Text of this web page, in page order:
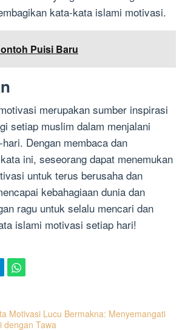
kata-kata islami motivasi.
Puisi Baru
merupakan sumber inspirasi
setiap muslim dalam menjalani
Dengan membaca dan
ini, seseorang dapat menemukan
untuk terus berusaha dan
kebahagiaan dunia dan
ragu untuk selalu mencari dan
islami motivasi setiap hari!
Motivasi Lucu Bermakna: Menyemangati
dengan Tawa